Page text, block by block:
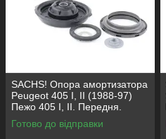
SACHS! Опора амортизатора
Peugeot 405 I, II (1988-97)
Пежо 405 I, II. Передня.
SM1553 , 803023 , KB659.36 ,
VKDA35336
Готово до відправки